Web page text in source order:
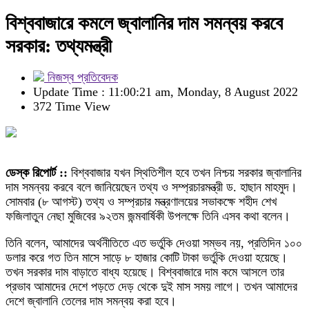
বিশ্ববাজারে কমলে জ্বালানির দাম সমন্বয় করবে
সরকার: তথ্যমন্ত্রী
নিজস্ব প্রতিবেদক
Update Time : 11:00:21 am, Monday, 8 August 2022
372 Time View
ডেস্ক রিপোর্ট :: বিশ্ববাজার যখন স্থিতিশীল হবে তখন নিশ্চয় সরকার জ্বালানির
দাম সমন্বয় করবে বলে জানিয়েছেন তথ্য ও সম্প্রচারমন্ত্রী ড. হাছান মাহমুদ।
সোমবার (৮ আগস্ট) তথ্য ও সম্প্রচার মন্ত্রণালয়ের সভাকক্ষে শহীদ শেখ
ফজিলাতুন নেছা মুজিবের ৯২তম জন্মবার্ষিকী উপলক্ষে তিনি এসব কথা বলেন।
তিনি বলেন, আমাদের অর্থনীতিতে এত ভর্তুকি দেওয়া সম্ভব নয়, প্রতিদিন ১০০
ডলার করে গত তিন মাসে সাড়ে ৮ হাজার কোটি টাকা ভর্তুকি দেওয়া হয়েছে।
তখন সরকার দাম বাড়াতে বাধ্য হয়েছে। বিশ্ববাজারে দাম কমে আসলে তার
প্রভাব আমাদের দেশে পড়তে দেড় থেকে দুই মাস সময় লাগে। তখন আমাদের
দেশে জ্বালানি তেলের দাম সমন্বয় করা হবে।